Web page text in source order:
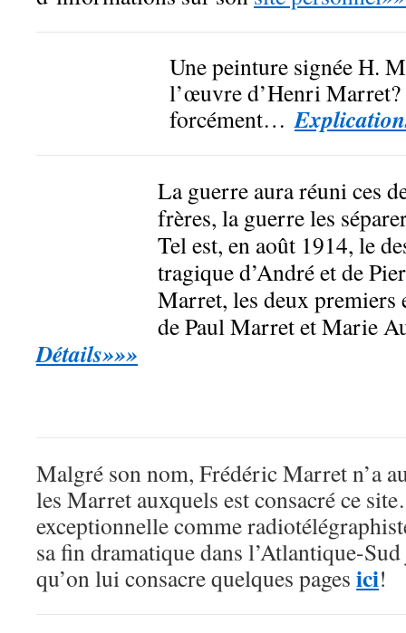
Une peinture signée H.
l’œuvre d’Henri Marret?
forcément…
La guerre aura réuni ces
frères, la guerre les
Tel est, en août 1914, le
tragique d’André et de
Marret, les deux premiers
de Paul Marret et Marie
Détails»»»
Malgré son nom, Frédéric Marret n’a
les Marret auxquels est consacré ce
exceptionnelle comme
sa fin dramatique dans l’Atlantique-
qu’on lui consacre quelques pages ici!